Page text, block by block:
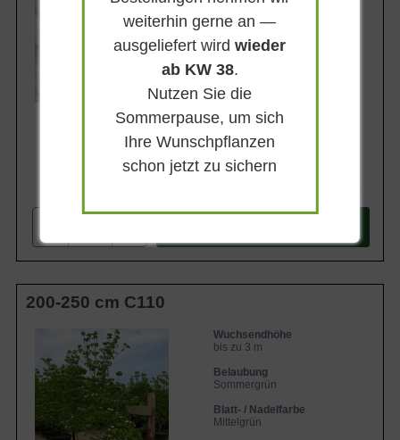
Blatt- / Nadelfarbe
Mittelgrün
Standort
200-250 cm C110
Wuchsendhöhe
bis zu 3 m
Belaubung
Sommergrün
Blatt- / Nadelfarbe
Mittelgrün
weiterhin gerne an —
ausgeliefert wirdwieder
ab KW 38.
Nutzen Sie die
Sommerpause, um sich
Ihre Wunschpflanzen
schon jetzt zu sichern